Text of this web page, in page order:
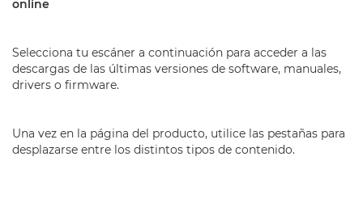
online
Selecciona tu escáner a continuación para acceder a las
descargas de las últimas versiones de software, manuales,
drivers o firmware.
Una vez en la página del producto, utilice las pestañas para
desplazarse entre los distintos tipos de contenido.